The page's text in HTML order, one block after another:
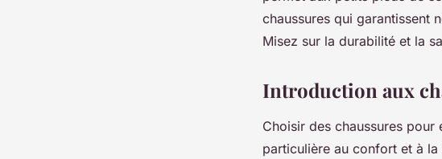
7 min de lecturechaussures qui garantissent
Misez sur la durabilité et la
Introduction aux
Choisir des chaussures pour
particulière au confort et à